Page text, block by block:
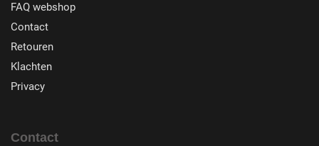
FAQ webshop
Contact
Retouren
Klachten
Privacy
Contact